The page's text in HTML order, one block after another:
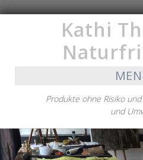
Kathi
Produkte ohne Risiko
und